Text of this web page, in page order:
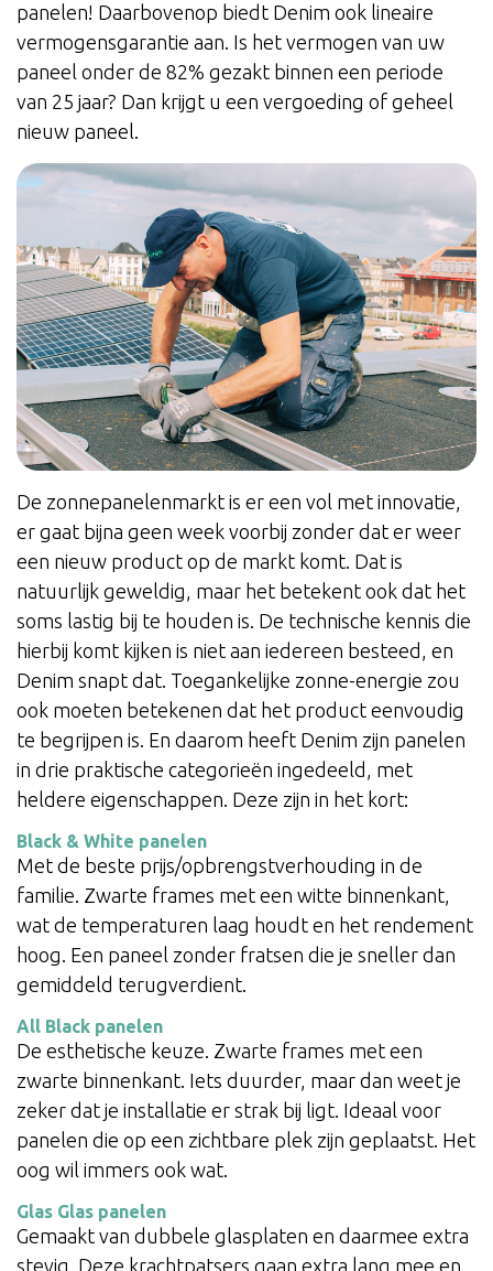
panelen! Daarbovenop biedt Denim ook lineaire
vermogensgarantie aan. Is het vermogen van uw
paneel onder de 82% gezakt binnen een periode
van 25 jaar? Dan krijgt u een vergoeding of geheel
nieuw paneel.
De zonnepanelenmarkt is er een vol met innovatie,
er gaat bijna geen week voorbij zonder dat er weer
een nieuw product op de markt komt. Dat is
natuurlijk geweldig, maar het betekent ook dat het
soms lastig bij te houden is. De technische kennis die
hierbij komt kijken is niet aan iedereen besteed, en
Denim snapt dat. Toegankelijke zonne-energie zou
ook moeten betekenen dat het product eenvoudig
te begrijpen is. En daarom heeft Denim zijn panelen
in drie praktische categorieën ingedeeld, met
heldere eigenschappen. Deze zijn in het kort:
Black & White panelen
Met de beste prijs/opbrengstverhouding in de
familie. Zwarte frames met een witte binnenkant,
wat de temperaturen laag houdt en het rendement
hoog. Een paneel zonder fratsen die je sneller dan
gemiddeld terugverdient.
All Black panelen
De esthetische keuze. Zwarte frames met een
zwarte binnenkant. Iets duurder, maar dan weet je
zeker dat je installatie er strak bij ligt. Ideaal voor
panelen die op een zichtbare plek zijn geplaatst. Het
oog wil immers ook wat.
Glas Glas panelen
Gemaakt van dubbele glasplaten en daarmee extra
stevig. Deze krachtpatsers gaan extra lang mee en